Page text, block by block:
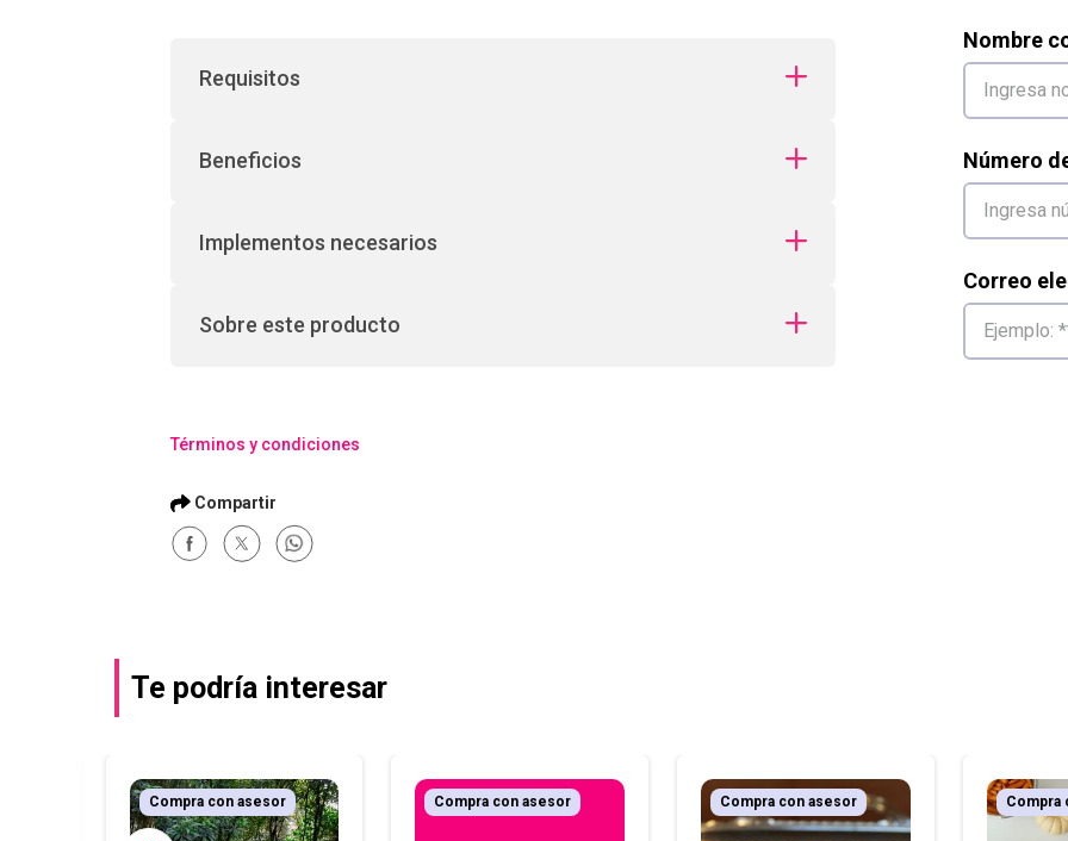
Requisitos
Beneficios
Implementos necesarios
Sobre este producto
Términos y condiciones
Nombre
Número
Correo
Te podría interesar
Compra con asesor Compra con asesor Compra con asesor Compra